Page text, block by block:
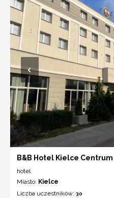
B&B Hotel Kielce Centrum
hotel
Miasto: Kielce
Liczba uczestników: 30